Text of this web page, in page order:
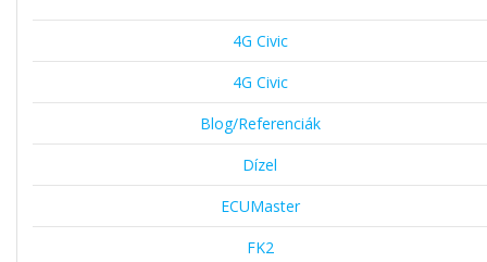
4G Civic
4G Civic
Blog/Referenciák
Dízel
ECUMaster
FK2